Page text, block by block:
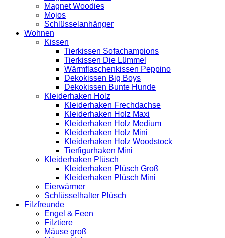
Magnet Woodies
Mojos
Schlüsselanhänger
Wohnen
Kissen
Tierkissen Sofachampions
Tierkissen Die Lümmel
Wärmflaschenkissen Peppino
Dekokissen Big Boys
Dekokissen Bunte Hunde
Kleiderhaken Holz
Kleiderhaken Frechdachse
Kleiderhaken Holz Maxi
Kleiderhaken Holz Medium
Kleiderhaken Holz Mini
Kleiderhaken Holz Woodstock
Tierfigurhaken Mini
Kleiderhaken Plüsch
Kleiderhaken Plüsch Groß
Kleiderhaken Plüsch Mini
Eierwärmer
Schlüsselhalter Plüsch
Filzfreunde
Engel & Feen
Filztiere
Mäuse groß